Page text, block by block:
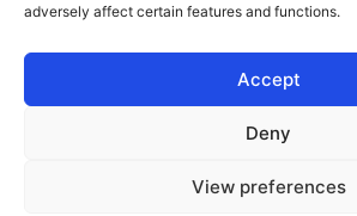
adversely affect certain features and functions.
Accept
Deny
View preferences
Ik wil adverteren
© 2026 Risk & Business
| Design & Development door